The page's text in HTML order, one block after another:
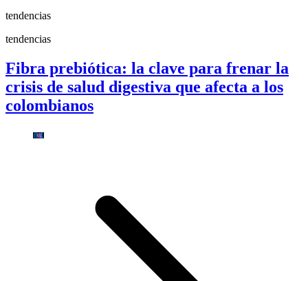
tendencias
tendencias
Fibra prebiótica: la clave para frenar la
crisis de salud digestiva que afecta a los
colombianos